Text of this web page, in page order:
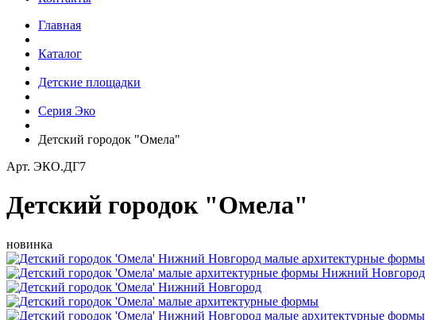
Главная
Каталог
Детские площадки
Серия Эко
Детский городок "Омела"
Арт. ЭКО.ДГ7
Детский городок "Омела"
новинка